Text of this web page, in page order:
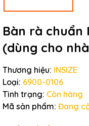
Bàn rà chuẩn
(dùng cho
Thương hiệu: INSIZE
Loại: 6900-0106
Tình trạng: Còn hàng
Mã sản phẩm: Đang